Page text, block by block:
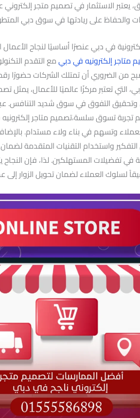
يعتبر الاستثمار في تصميم متجر
والحفاظ على ريادتها في سوق دبي
في دبي عنصرًا أساسيًا لنجاح
متاجر إلكترونيه في دبيمع التقدم
من الضروري أن تمتلك الشركات حضورًا
التي تعتبر مركزًا عالميًا للأعمال، يمثل
وتحقيق التفوق في سوق شديد التنافس.
تسوق سلسة،تصميم متاجر
وتسهم في بناء ولاء مستدام.
واستخدام التقنيات المتقدمة
في تفضيلات المستهلكين. لذا، فإن
لسلوك العملاء لضمان تحويل الزوار إلى